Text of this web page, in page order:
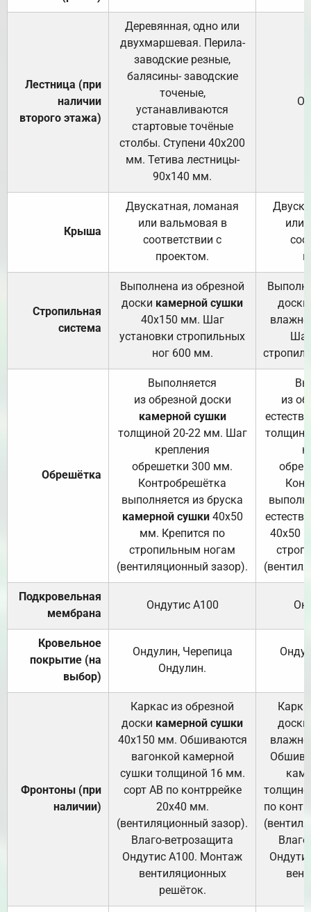
Лестница (при
наличии
второго этажа)
Деревянная, одно или
двухмаршевая. Перила-
заводские резные,
балясины- заводские
точеные,
устанавливаются
стартовые точёные
столбы. Ступени 40х200
мм. Тетива лестницы-
90х140 мм.
Крыша
Двускатная, ломаная
или вальмовая в
соответствии с
проектом.
или
Стропильная
система
Выполнена из обрезной
доски камерной сушки
40х150 мм. Шаг
установки стропильных
ног 600 мм.
доски
Обрешётка
Выполняется
из обрезной доски
камерной сушки
толщиной 20-22 мм. Шаг
крепления
обрешетки 300 мм.
Контробрешётка
выполняется из бруска
камерной сушки40х50
мм. Крепится по
стропильным ногам
(вентиляционный зазор).
из
40х50
Подкровельная
мембрана
Ондутис А100
Кровельное
покрытие (на
выбор)
Ондулин, Черепица
Ондулин.
Фронтоны (при
наличии)
Каркас из обрезной
доски камерной сушки
40х150 мм. Обшиваются
вагонкой камерной
сушки толщиной 16 мм.
сорт АВ по контррейке
20х40 мм.
(вентиляционный зазор).
Влаго-ветрозащита
Ондутис А100. Монтаж
вентиляционных
решёток.
доски
по